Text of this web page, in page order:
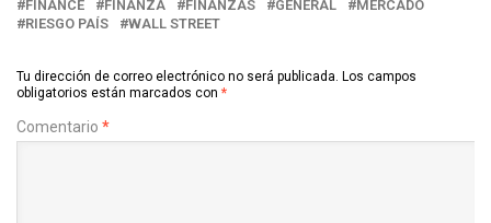
FINANCE
FINANZA FINANZAS GENERAL
MERCADO
RIESGO PAÍS
WALL STREET
Tu dirección de correo electrónico no será publicada. Los campos
obligatorios están marcados con *
Comentario *